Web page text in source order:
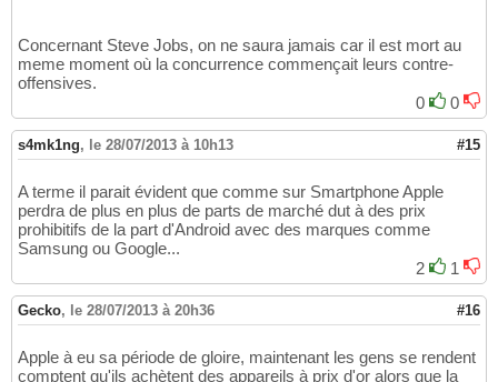
Concernant Steve Jobs, on ne saura jamais car il est mort au
meme moment où la concurrence commençait leurs contre-
offensives.
0
0
s4mk1ng, le 28/07/2013 à 10h13 #15
A terme il parait évident que comme sur Smartphone Apple
perdra de plus en plus de parts de marché dut à des prix
prohibitifs de la part d'Android avec des marques comme
Samsung ou Google...
2
1
Gecko, le 28/07/2013 à 20h36 #16
Apple à eu sa période de gloire, maintenant les gens se rendent
comptent qu'ils achètent des appareils à prix d'or alors que la